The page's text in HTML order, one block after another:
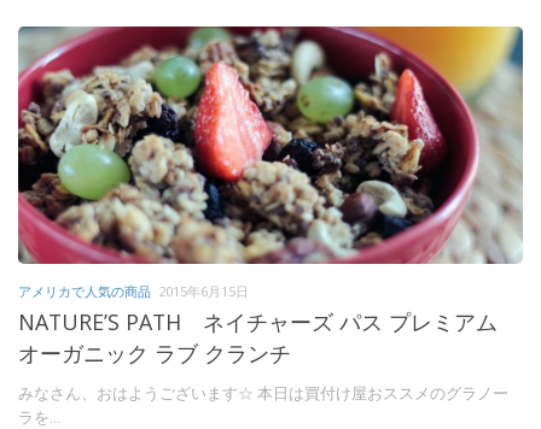
アメリカで人気の商品 2015年6月15日
NATURE’S PATH ネイチャーズ パス プレミアム
オーガニック ラブ クランチ
みなさん、おはようございます☆ 本日は買付け屋おススメのグラノー
ラを...